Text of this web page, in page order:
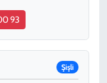
93
Şişli